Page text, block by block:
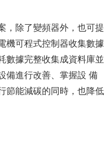
，除了變頻器外， 也可提
機可程式控制器收集數據
數據完整收集成資料庫並
備進行改善、 掌握設 備
節能減碳的同時， 也降低